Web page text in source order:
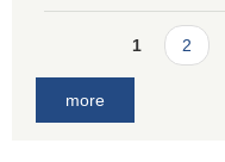
Pages1 2
more